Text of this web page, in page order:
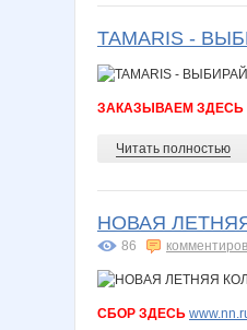
TAMARIS -
ЗАКАЗЫВАЕМ ЗДЕСЬ
Читать полностью
НОВАЯ ЛЕТНЯЯ
86
СБОР ЗДЕСЬ